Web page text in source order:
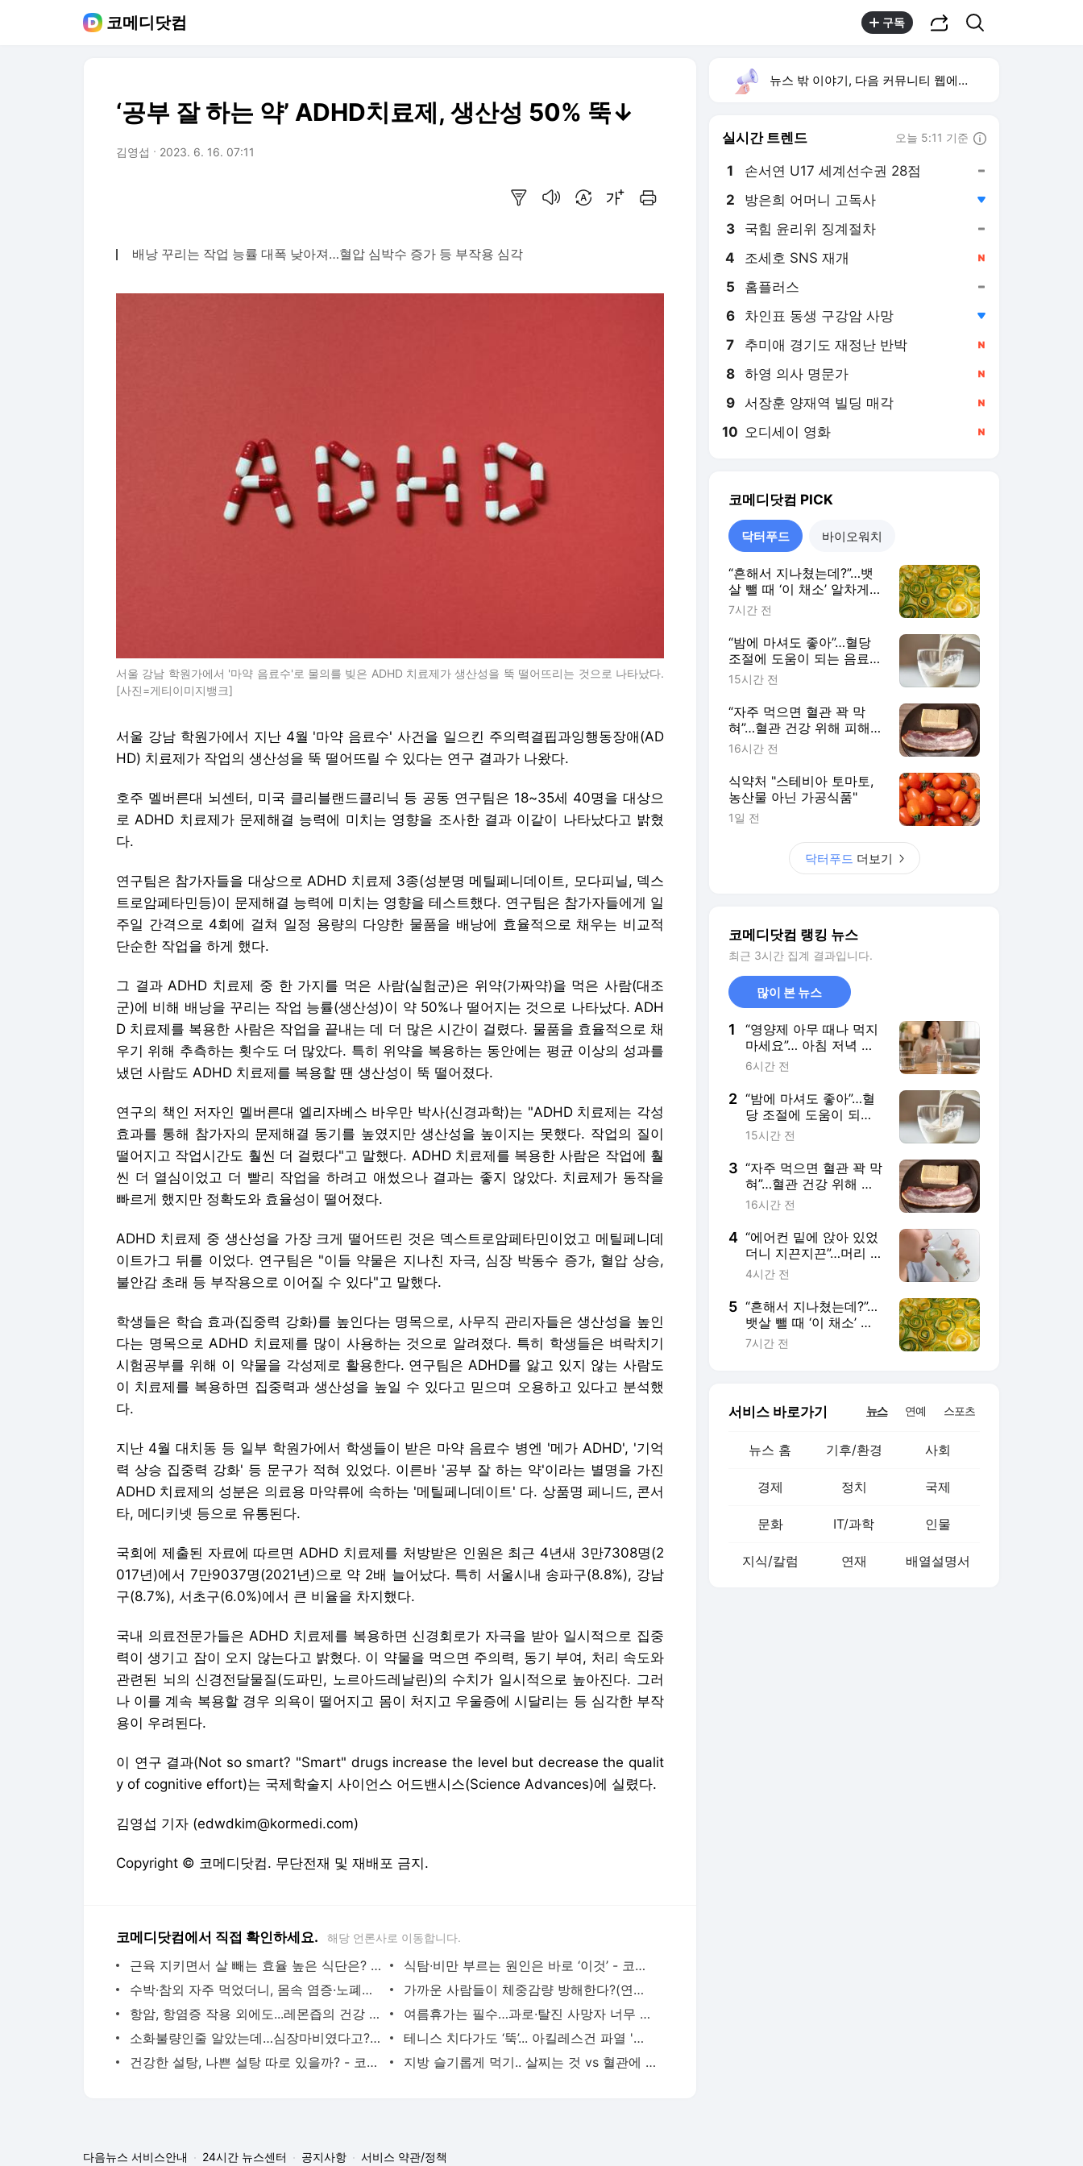
코메디닷컴 구독
‘공부 잘 하는 약’ ADHD치료제, 생산성 50% 뚝↓
김영섭 2023. 6. 16. 07:11
배낭 꾸리는 작업 능률 대폭 낮아져…혈압 심박수 증가 등 부작용 심각
서울 강남 학원가에서 '마약 음료수'로 물의를 빚은 ADHD 치료제가 생산성을 뚝 떨어뜨리는 것으로 나타났다.
[사진=게티이미지뱅크]
서울 강남 학원가에서 지난 4월 '마약 음료수' 사건을 일으킨 주의력결핍과잉행동장애(AD
HD) 치료제가 작업의 생산성을 뚝 떨어뜨릴 수 있다는 연구 결과가 나왔다.
호주 멜버른대 뇌센터, 미국 클리블랜드클리닉 등 공동 연구팀은 18~35세 40명을 대상으
로 ADHD 치료제가 문제해결 능력에 미치는 영향을 조사한 결과 이같이 나타났다고 밝혔
다.
연구팀은 참가자들을 대상으로 ADHD 치료제 3종(성분명 메틸페니데이트, 모다피닐, 덱스
트로암페타민등)이 문제해결 능력에 미치는 영향을 테스트했다. 연구팀은 참가자들에게 일
주일 간격으로 4회에 걸쳐 일정 용량의 다양한 물품을 배낭에 효율적으로 채우는 비교적
단순한 작업을 하게 했다.
그 결과 ADHD 치료제 중 한 가지를 먹은 사람(실험군)은 위약(가짜약)을 먹은 사람(대조
군)에 비해 배낭을 꾸리는 작업 능률(생산성)이 약 50%나 떨어지는 것으로 나타났다. ADH
D 치료제를 복용한 사람은 작업을 끝내는 데 더 많은 시간이 걸렸다. 물품을 효율적으로 채
우기 위해 추측하는 횟수도 더 많았다. 특히 위약을 복용하는 동안에는 평균 이상의 성과를
냈던 사람도 ADHD 치료제를 복용할 땐 생산성이 뚝 떨어졌다.
연구의 책인 저자인 멜버른대 엘리자베스 바우만 박사(신경과학)는 "ADHD 치료제는 각성
효과를 통해 참가자의 문제해결 동기를 높였지만 생산성을 높이지는 못했다. 작업의 질이
떨어지고 작업시간도 훨씬 더 걸렸다"고 말했다. ADHD 치료제를 복용한 사람은 작업에 훨
씬 더 열심이었고 더 빨리 작업을 하려고 애썼으나 결과는 좋지 않았다. 치료제가 동작을
빠르게 했지만 정확도와 효율성이 떨어졌다.
ADHD 치료제 중 생산성을 가장 크게 떨어뜨린 것은 덱스트로암페타민이었고 메틸페니데
이트가그 뒤를 이었다. 연구팀은 "이들 약물은 지나친 자극, 심장 박동수 증가, 혈압 상승,
불안감 초래 등 부작용으로 이어질 수 있다"고 말했다.
학생들은 학습 효과(집중력 강화)를 높인다는 명목으로, 사무직 관리자들은 생산성을 높인
다는 명목으로 ADHD 치료제를 많이 사용하는 것으로 알려졌다. 특히 학생들은 벼락치기
시험공부를 위해 이 약물을 각성제로 활용한다. 연구팀은 ADHD를 앓고 있지 않는 사람도
이 치료제를 복용하면 집중력과 생산성을 높일 수 있다고 믿으며 오용하고 있다고 분석했
다.
지난 4월 대치동 등 일부 학원가에서 학생들이 받은 마약 음료수 병엔 '메가 ADHD', '기억
력 상승 집중력 강화' 등 문구가 적혀 있었다. 이른바 '공부 잘 하는 약'이라는 별명을 가진
ADHD 치료제의 성분은 의료용 마약류에 속하는 '메틸페니데이트' 다. 상품명 페니드, 콘서
타, 메디키넷 등으로 유통된다.
국회에 제출된 자료에 따르면 ADHD 치료제를 처방받은 인원은 최근 4년새 3만7308명(2
017년)에서 7만9037명(2021년)으로 약 2배 늘어났다. 특히 서울시내 송파구(8.8%), 강남
구(8.7%), 서초구(6.0%)에서 큰 비율을 차지했다.
국내 의료전문가들은 ADHD 치료제를 복용하면 신경회로가 자극을 받아 일시적으로 집중
력이 생기고 잠이 오지 않는다고 밝혔다. 이 약물을 먹으면 주의력, 동기 부여, 처리 속도와
관련된 뇌의 신경전달물질(도파민, 노르아드레날린)의 수치가 일시적으로 높아진다. 그러
나 이를 계속 복용할 경우 의욕이 떨어지고 몸이 처지고 우울증에 시달리는 등 심각한 부작
용이 우려된다.
이 연구 결과(Not so smart? "Smart" drugs increase the level but decrease the qualit
y of cognitive effort)는 국제학술지 사이언스 어드밴시스(Science Advances)에 실렸다.
김영섭 기자 (edwdkim@kormedi.com)
Copyright © 코메디닷컴. 무단전재 및 재배포 금지.
코메디닷컴에서 직접 확인하세요. 해당 언론사로 이동합니다.
근육 지키면서 살 빼는 효율 높은 식단은? - 코메디닷컴
식탐∙비만 부르는 원인은 바로 ‘이것’ - 코메디닷컴
수박·참외 자주 먹었더니, 몸속 염증·노폐물에 변화가? - 코메디닷컴
가까운 사람들이 체중감량 방해한다?(연구) - 코메디닷컴
항암, 항염증 작용 외에도...레몬즙의 건강 효과 4 - 코메디닷컴
여름휴가는 필수…과로·탈진 사망자 너무 많아 - 코메디닷컴
소화불량인줄 알았는데…심장마비였다고? - 코메디닷컴
테니스 치다가도 ‘뚝’... 아킬레스건 파열 '예방법' 있나? - 코메디닷컴
건강한 설탕, 나쁜 설탕 따로 있을까? - 코메디닷컴
지방 슬기롭게 먹기.. 살찌는 것 vs 혈관에 좋은 음식 - 코메디닷컴
뉴스 밖 이야기, 다음 커뮤니티 웹에서 보기
실시간 트렌드 오늘 5:11 기준
1 손서연 U17 세계선수권 28점
2 방은희 어머니 고독사
4 조세호 SNS 재개
5 홈플러스
6 차인표 동생 구강암 사망
7 추미애 경기도 재정난 반박
8 하영 의사 명문가
9 서장훈 양재역 빌딩 매각
10 오디세이 영화
코메디닷컴 PICK
닥터푸드 바이오워치
“흔해서 지나쳤는데?”…뱃
살 뺄 때 ‘이 채소’ 알차게
먹는 법
7시간 전
“밤에 마셔도 좋아”…혈당
조절에 도움이 되는 음료 6
가지
15시간 전
“자주 먹으면 혈관 꽉 막
혀”…혈관 건강 위해 피해야
할 고지방 식품 5가지
16시간 전
식약처 "스테비아 토마토,
농산물 아닌 가공식품"
1일 전
닥터푸드 더보기
코메디닷컴 랭킹 뉴스
최근 3시간 집계 결과입니다.
많이 본 뉴스
1
“영양제 아무 때나 먹지
마세요”… 아침 저녁 따
로 있는 ‘골든타임’은?
6시간 전
2 “밤에 마셔도 좋아”…혈
당 조절에 도움이 되는
음료 6가지
15시간 전
3 “자주 먹으면 혈관 꽉 막
혀”…혈관 건강 위해 피
해야 할 고지방 식품 5
16시간 전
4 “에어컨 밑에 앉아 있었
더니 지끈지끈”…머리 아
플 때 마시면 좋은 7가
4시간 전
5 “흔해서 지나쳤는데?”…
뱃살 뺄 때 ‘이 채소’ 알
차게 먹는 법
7시간 전
서비스 바로가기 뉴스 연예 스포츠
뉴스 홈 기후/환경 사회
경제 정치 국제
문화 IT/과학 인물
지식/칼럼 연재 배열설명서
다음뉴스 서비스안내 24시간 뉴스센터 공지사항 서비스 약관/정책